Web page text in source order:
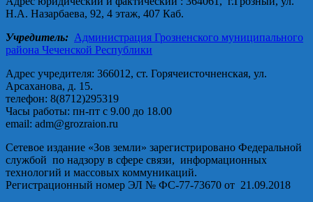
Н.А. Назарбаева, 92, 4 этаж, 407 Каб.
Учредитель: Администрация Грозненского муниципального
района Чеченской Республики
Адрес учредителя: 366012, ст. Горячеисточненская, ул.
Арсаханова, д. 15.
телефон: 8(8712)295319
Часы работы: пн-пт с 9.00 до 18.00
email: adm@grozraion.ru
Сетевое издание «Зов земли» зарегистрировано Федеральной
службой по надзору в сфере связи, информационных
технологий и массовых коммуникаций.
Регистрационный номер ЭЛ № ФС-77-73670 от 21.09.2018